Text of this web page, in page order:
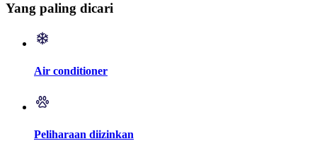
Yang paling dicari
Air conditioner
Peliharaan diizinkan